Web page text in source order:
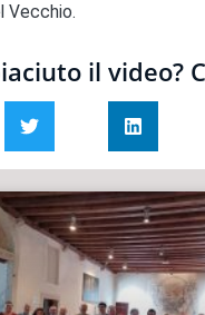
Vecchio.
il video?